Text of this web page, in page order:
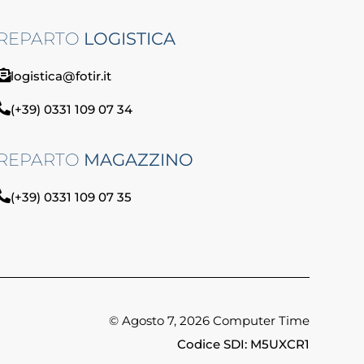
LOGISTICA
logistica@fotir.it
(+39) 0331 109 07 34
MAGAZZINO
(+39) 0331 109 07 35
© Agosto 7, 2026 Computer Time
Codice SDI: M5UXCR1